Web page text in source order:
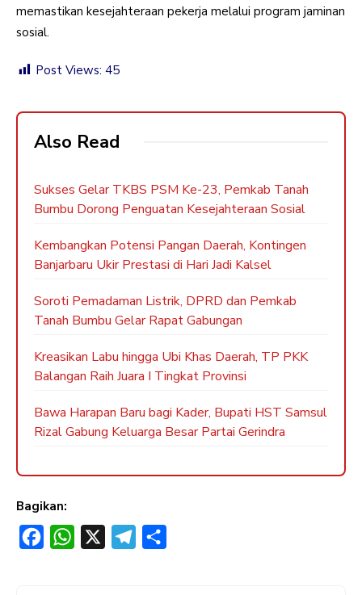
memastikan kesejahteraan pekerja melalui program jaminan
sosial.
Post Views: 45
Also Read
Sukses Gelar TKBS PSM Ke-23, Pemkab Tanah
Bumbu Dorong Penguatan Kesejahteraan Sosial
Kembangkan Potensi Pangan Daerah, Kontingen
Banjarbaru Ukir Prestasi di Hari Jadi Kalsel
Soroti Pemadaman Listrik, DPRD dan Pemkab
Tanah Bumbu Gelar Rapat Gabungan
Kreasikan Labu hingga Ubi Khas Daerah, TP PKK
Balangan Raih Juara I Tingkat Provinsi
Bawa Harapan Baru bagi Kader, Bupati HST Samsul
Rizal Gabung Keluarga Besar Partai Gerindra
Bagikan:
W